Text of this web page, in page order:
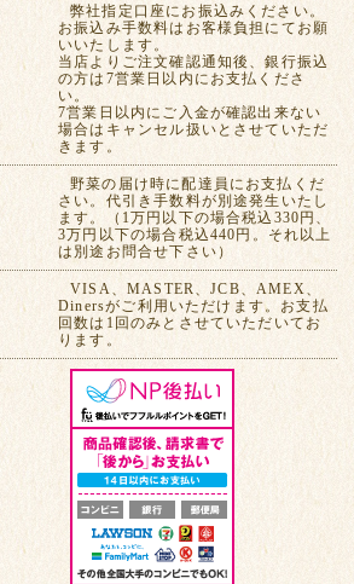
弊社指定口座にお振込みください。
お振込み手数料はお客様負担にてお願
いいたします。
当店よりご注文確認通知後、銀行振込
の方は7営業日以内にお支払くださ
い。
7営業日以内にご入金が確認出来ない
場合はキャンセル扱いとさせていただ
きます。
野菜の届け時に配達員にお支払くだ
さい。代引き手数料が別途発生いたし
ます。（1万円以下の場合税込330円、
3万円以下の場合税込440円。それ以上
は別途お問合せ下さい）
VISA、MASTER、JCB、AMEX、
Dinersがご利用いただけます。お支払
回数は1回のみとさせていただいてお
ります。